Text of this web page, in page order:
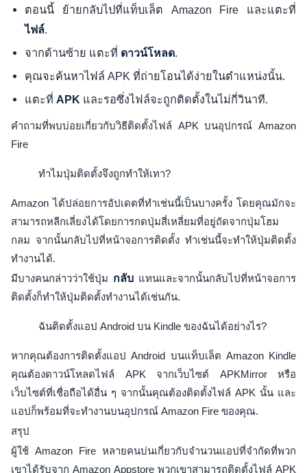
ตอนนี้ ย้ายกลับไปที่แท็บเล็ต Amazon Fire และแตะที่
ไฟล์.
จากด้านซ้าย แตะที่ ดาวน์โหลด.
คุณจะค้นหาไฟล์ APK ที่ถ่ายโอนได้ง่ายในตำแหน่งนั้น.
แตะที่ APK และรอซึ่งไฟล์จะถูกติดตั้งในไม่กี่วินาที.
คำถามที่พบบ่อยเกี่ยวกับวิธีติดตั้งไฟล์ APK บนอุปกรณ์ Amazon
Fire
ทำไมปุ่มติดตั้งจึงถูกทำให้เทา?
Amazon ได้ปล่อยการอัปเดตที่ทำเช่นนี้เป็นบางครั้ง โดยคุณมักจะ
สามารถหลีกเลี่ยงได้โดยการกดปุ่มสี่เหลี่ยมที่อยู่ถัดจากปุ่มโฮม
กลม จากนั้นกลับไปที่หน้าจอการติดตั้ง ทำเช่นนี้จะทำให้ปุ่มติดตั้ง
ทำงานได้.
มีบางคนกล่าวว่าใช้ปุ่ม กลับ แทนและจากนั้นกลับไปที่หน้าจอการ
ติดตั้งก็ทำให้ปุ่มติดตั้งทำงานได้เช่นกัน.
ฉันติดตั้งแอป Android บน Kindle ของฉันได้อย่างไร?
หากคุณต้องการติดตั้งแอป Android บนแท็บเล็ต Amazon Kindle
คุณต้องดาวน์โหลดไฟล์ APK จากเว็บไซต์ APKMirror หรือ
เว็บไซต์ที่เชื่อถือได้อื่น ๆ จากนั้นคุณต้องติดตั้งไฟล์ APK นั้น และ
แอปก็พร้อมที่จะทำงานบนอุปกรณ์ Amazon Fire ของคุณ.
สรุป
ผู้ใช้ Amazon Fire หลายคนบ่นเกี่ยวกับจำนวนแอปที่จำกัดที่พวก
เขาได้รับจาก Amazon Appstore พวกเขาสามารถติดตั้งไฟล์ APK